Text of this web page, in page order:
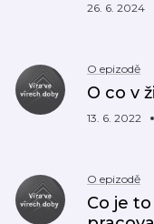
26. 6. 2024
O epizodě
O co v
13. 6. 2022
O epizodě
Co je